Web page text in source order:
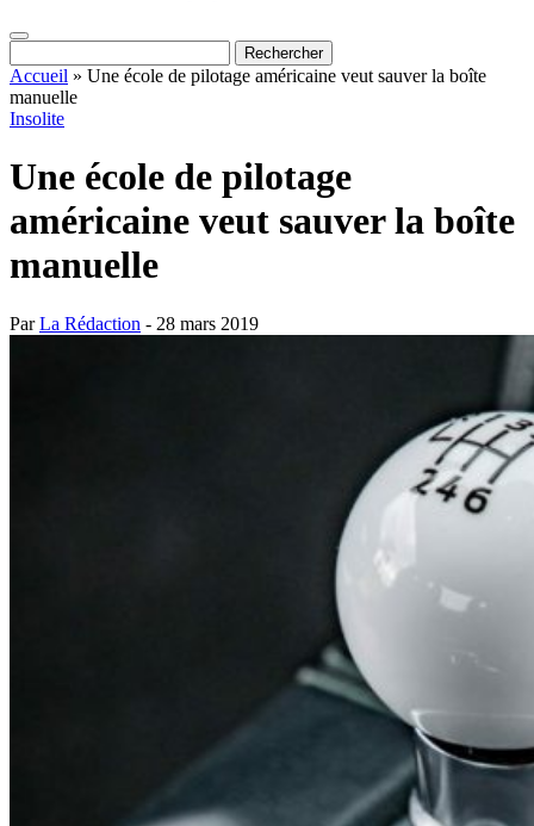
Accueil » Une école de pilotage américaine veut sauver la boîte
manuelle
Insolite
Une école de pilotage
américaine veut sauver la boîte
manuelle
ParLa Rédaction - 28 mars 2019